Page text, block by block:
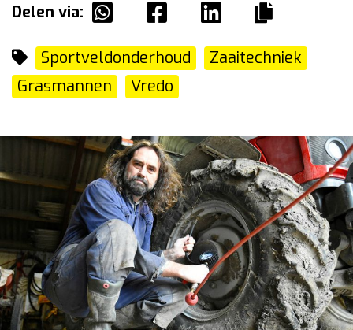
Delen via:
Sportveldonderhoud
Zaaitechniek
Grasmannen
Vredo